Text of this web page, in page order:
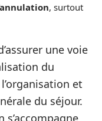
, surtout
une voie
du
et
du séjour.